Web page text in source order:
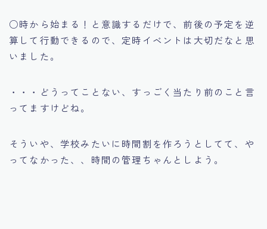
○時から始まる！と意識するだけで、前後の予定を逆
算して行動できるので、定時イベントは大切だなと思
いました。
・・・どうってことない、すっごく当たり前のこと言
ってますけどね。
そういや、学校みたいに時間割を作ろうとしてて、や
ってなかった、、時間の管理ちゃんとしよう。